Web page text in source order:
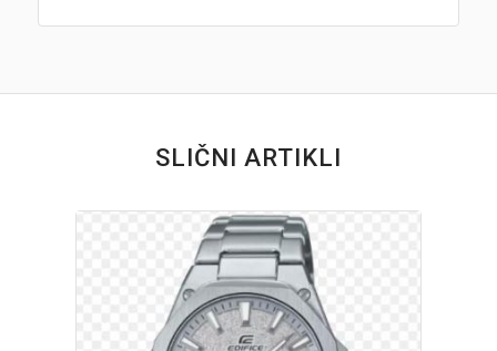
SLIČNI ARTIKLI